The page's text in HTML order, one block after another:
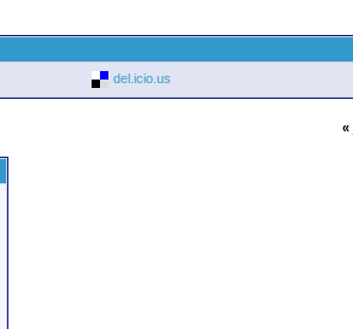
del.icio.us
«